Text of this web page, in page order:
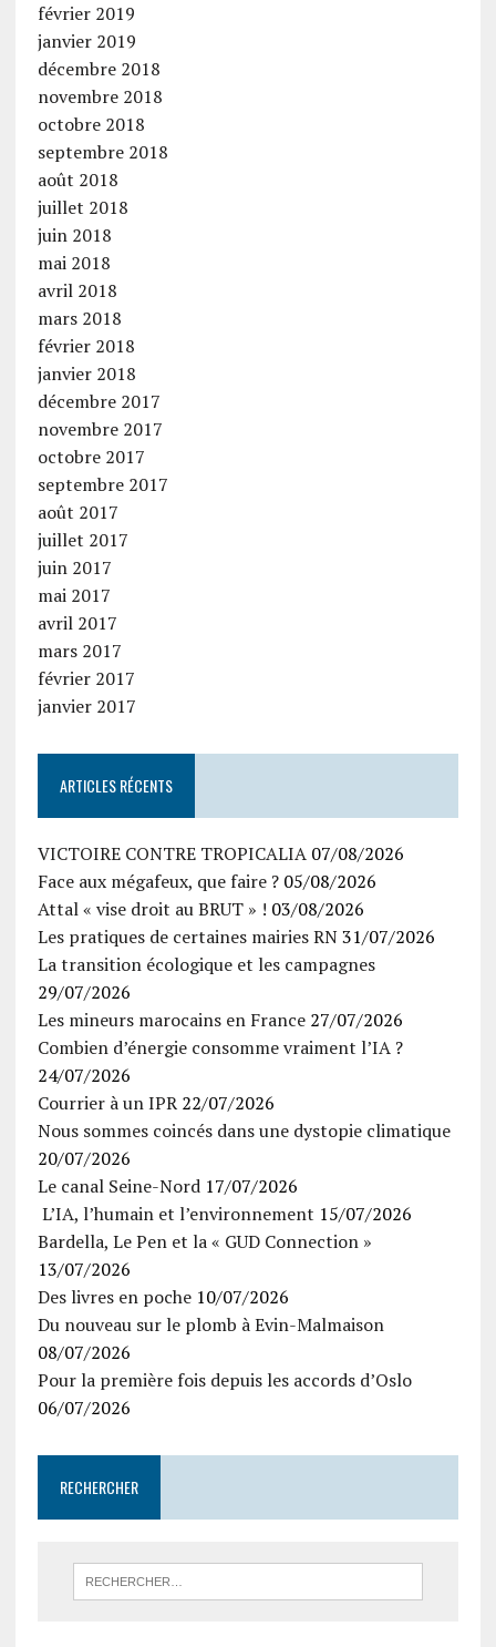
février 2019
janvier 2019
décembre 2018
novembre 2018
octobre 2018
septembre 2018
août 2018
juillet 2018
juin 2018
mai 2018
avril 2018
mars 2018
février 2018
janvier 2018
décembre 2017
novembre 2017
octobre 2017
septembre 2017
août 2017
juillet 2017
juin 2017
mai 2017
avril 2017
mars 2017
février 2017
janvier 2017
ARTICLES RÉCENTS
VICTOIRE CONTRE TROPICALIA 07/08/2026
Face aux mégafeux, que faire ? 05/08/2026
Attal « vise droit au BRUT » ! 03/08/2026
Les pratiques de certaines mairies RN 31/07/2026
La transition écologique et les campagnes
29/07/2026
Les mineurs marocains en France 27/07/2026
Combien d’énergie consomme vraiment l’IA ?
24/07/2026
Courrier à un IPR 22/07/2026
Nous sommes coincés dans une dystopie climatique
20/07/2026
Le canal Seine-Nord 17/07/2026
L’IA, l’humain et l’environnement 15/07/2026
Bardella, Le Pen et la « GUD Connection »
13/07/2026
Des livres en poche 10/07/2026
Du nouveau sur le plomb à Evin-Malmaison
08/07/2026
Pour la première fois depuis les accords d’Oslo
06/07/2026
RECHERCHER